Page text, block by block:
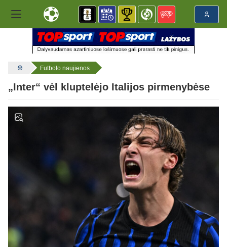
Futbolo naujienos
„Inter“ vėl kluptelėjo Italijos pirmenybėse